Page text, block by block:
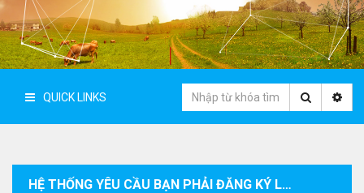
QUICK LINKS
HỆ THỐNG YÊU CẦU BẠN PHẢI ĐĂNG KÝ LÀM THÀNH VIÊN VÀ ĐĂNG NHẬP VÀO HỆ THỐNG ĐỂ XEM THÔNG TIN CÁ NHÂN CỦA THÀNH VIÊN.